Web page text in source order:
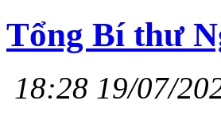
Tổng Bí thư
18:28 19/07/